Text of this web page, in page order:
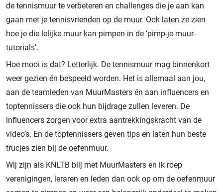
de tennismuur te verbeteren en challenges die je aan kan
gaan met je tennisvrienden op de muur. Ook laten ze zien
hoe je die lelijke muur kan pimpen in de ‘pimp-je-muur-
tutorials’.
Hoe mooi is dat? Letterlijk. De tennismuur mag binnenkort
weer gezien én bespeeld worden. Het is allemaal aan jou,
aan de teamleden van MuurMasters én aan influencers en
toptennissers die ook hun bijdrage zullen leveren. De
influencers zorgen voor extra aantrekkingskracht van de
video’s. En de toptennissers geven tips en laten hun beste
trucjes zien bij de oefenmuur.
Wij zijn als KNLTB blij met MuurMasters en ik roep
verenigingen, leraren en leden dan ook op om de oefenmuur